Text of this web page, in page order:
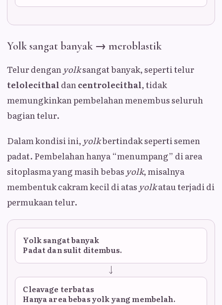
Yolk sangat banyak → meroblastik
Telur dengan yolksangat banyak, seperti telur
telolecithal dan centrolecithal, tidak
memungkinkan pembelahan menembus seluruh
bagian telur.
Dalam kondisi ini, yolkbertindak seperti semen
padat. Pembelahan hanya “menumpang” di area
sitoplasma yang masih bebas yolk, misalnya
membentuk cakram kecil di atas yolkatau terjadi di
permukaan telur.
Yolk sangat banyak
Padat dan sulit ditembus.
Cleavage terbatas
Hanya area bebas yolk yang membelah.